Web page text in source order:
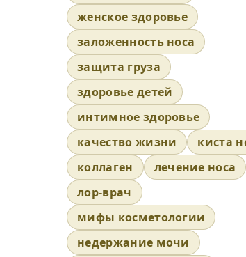
женское здоровье
заложенность носа
защита груза
здоровье детей
интимное здоровье
качество жизни
киста
коллаген
лечение носа
лор-врач
мифы косметологии
недержание мочи